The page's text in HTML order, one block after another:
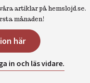
artiklar på hemslojd.se.
månaden!
här
in och läs vidare.